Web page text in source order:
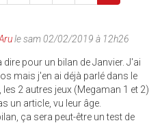
le sam 02/02/2019 à 12h26
dire pour un bilan de Janvier. J'ai
mais j'en ai déjà parlé dans le
les 2 autres jeux (Megaman 1 et 2)
un article, vu leur âge.
ça sera peut-être un test de